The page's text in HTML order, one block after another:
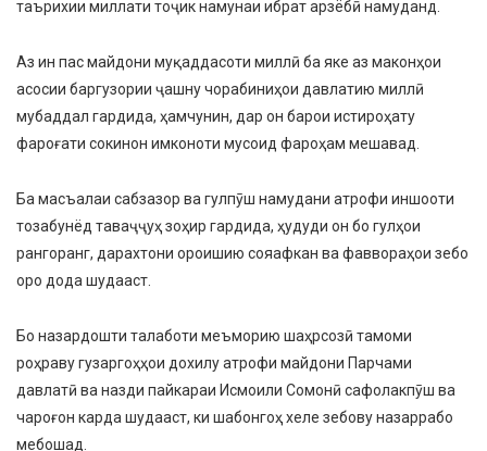
таърихии миллати тоҷик намунаи ибрат арзёбӣ намуданд.
Аз ин пас майдони муқаддасоти миллӣ ба яке аз маконҳои
асосии баргузории ҷашну чорабиниҳои давлатию миллӣ
мубаддал гардида, ҳамчунин, дар он барои истироҳату
фароғати сокинон имконоти мусоид фароҳам мешавад.
Ба масъалаи сабзазор ва гулпӯш намудани атрофи иншооти
тозабунёд таваҷҷуҳ зоҳир гардида, ҳудуди он бо гулҳои
рангоранг, дарахтони ороишию сояафкан ва фаввораҳои зебо
оро дода шудааст.
Бо назардошти талаботи меъморию шаҳрсозӣ тамоми
роҳраву гузаргоҳҳои дохилу атрофи майдони Парчами
давлатӣ ва назди пайкараи Исмоили Сомонӣ сафолакпӯш ва
чароғон карда шудааст, ки шабонгоҳ хеле зебову назаррабо
мебошад.